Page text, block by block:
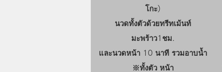
โกะ)
นวดทั้งตัวด้วยทรีทเม้นท์
มะพร้าว1ชม.
และนวดหน้า 10 นาที รวมอาบน้ำ
​※ทั้งตัว หน้า